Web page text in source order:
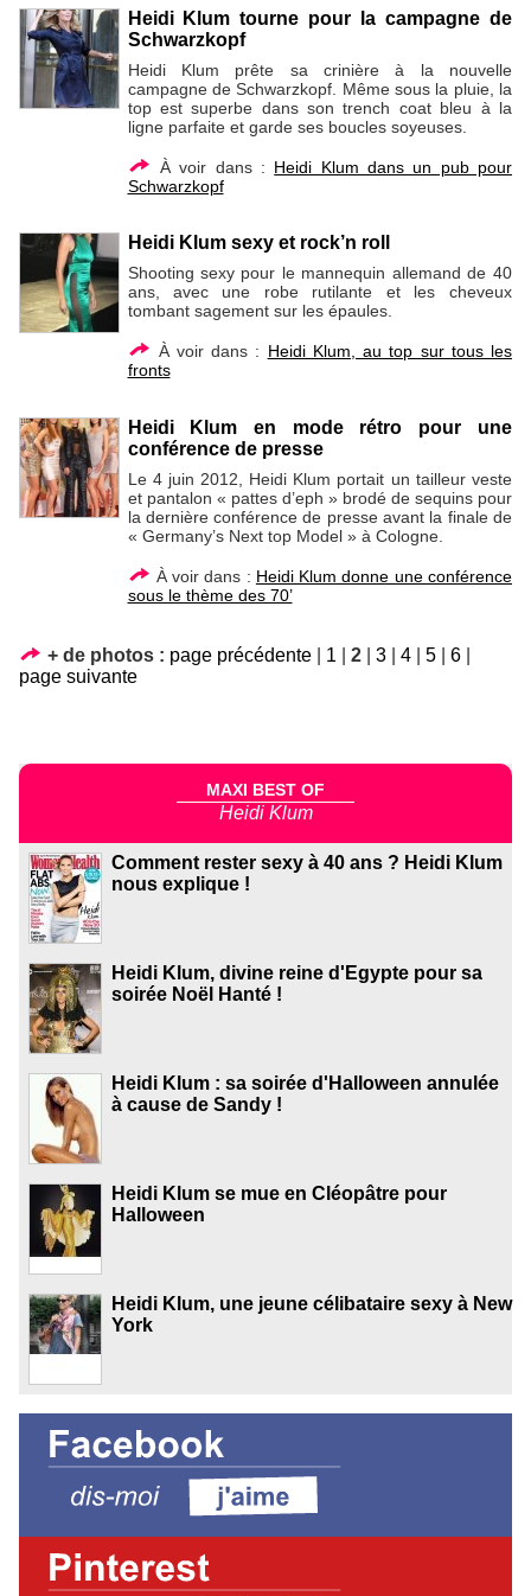
Heidi Klum tourne pour la campagne de
Schwarzkopf
Heidi Klum prête sa crinière à la nouvelle
campagne de Schwarzkopf. Même sous la pluie, la
top est superbe dans son trench coat bleu à la
ligne parfaite et garde ses boucles soyeuses.
À voir dans : Heidi Klum dans un pub pour
Schwarzkopf
Heidi Klum sexy et rock’n roll
Shooting sexy pour le mannequin allemand de 40
ans, avec une robe rutilante et les cheveux
tombant sagement sur les épaules.
À voir dans : Heidi Klum, au top sur tous les
fronts
Heidi Klum en mode rétro pour une
conférence de presse
Le 4 juin 2012, Heidi Klum portait un tailleur veste
et pantalon « pattes d’eph » brodé de sequins pour
la dernière conférence de presse avant la finale de
« Germany’s Next top Model » à Cologne.
À voir dans : Heidi Klum donne une conférence
sous le thème des 70’
+ de photos : page précédente 1 2 3 4 5 6
page suivante
MAXI BEST OF
Heidi Klum
Comment rester sexy à 40 ans ? Heidi Klum
nous explique !
Heidi Klum, divine reine d'Egypte pour sa
soirée Noël Hanté !
Heidi Klum : sa soirée d'Halloween annulée
à cause de Sandy !
Heidi Klum se mue en Cléopâtre pour
Halloween
Heidi Klum, une jeune célibataire sexy à New
York